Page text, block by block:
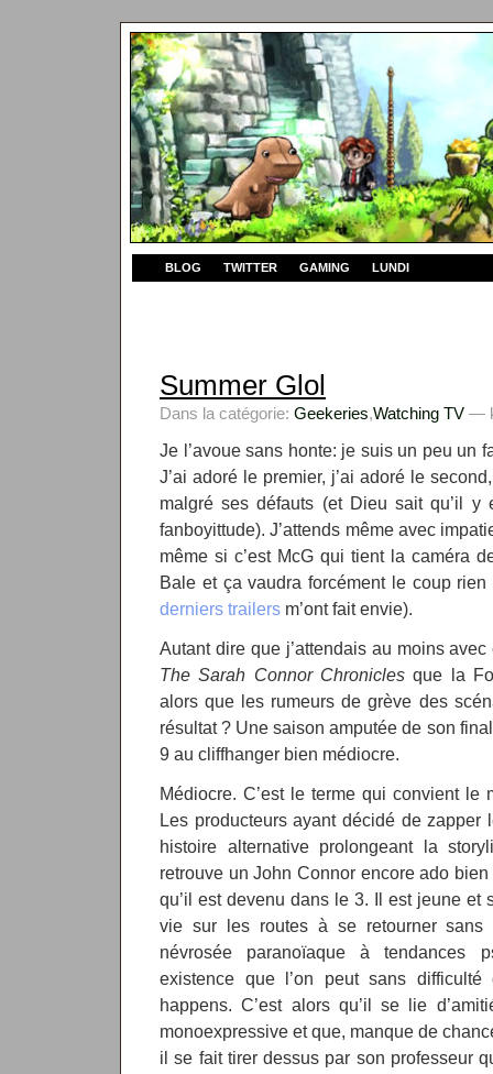
BLOG TWITTER GAMING LUNDI
Summer Glol
Dans la catégorie: Geekeries,Watching TV —
Je l’avoue sans honte: je suis un peu un
J’ai adoré le premier, j’ai adoré le
malgré ses défauts (et Dieu sait qu’il y
fanboyittude). J’attends même avec
même si c’est McG qui tient la caméra
Bale et ça vaudra forcément le coup
derniers trailers m’ont fait envie).
Autant dire que j’attendais au moins
The Sarah Connor Chroniclesque la
alors que les rumeurs de grève des
résultat ? Une saison amputée de son
9 au cliffhanger bien médiocre.
Médiocre. C’est le terme qui convient le
Les producteurs ayant décidé de zapper
histoire alternative prolongeant la
retrouve un John Connor encore ado
qu’il est devenu dans le 3. Il est jeune et
vie sur les routes à se retourner
névrosée paranoïaque à tendances
existence que l’on peut sans
happens. C’est alors qu’il se lie
monoexpressive et que, manque de
il se fait tirer dessus par son professeur